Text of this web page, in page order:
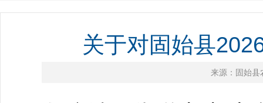
关于对固始县
来源：固始县